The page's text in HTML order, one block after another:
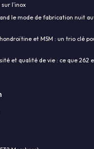
l’inox
le mode de fabrication nuit
et MSM : un trio clé
et qualité de vie : ce que 262